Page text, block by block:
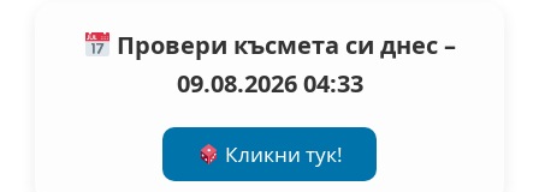
Провери късмета си днес –
09.08.2026 04:33
Кликни тук!